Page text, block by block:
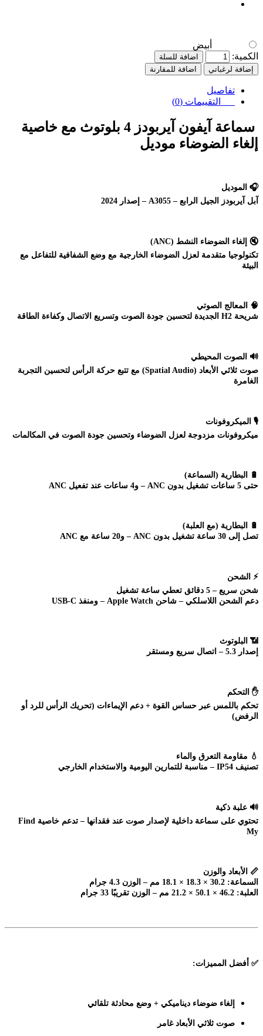
أبيض
الكمية:
اضافة للسلة
إضافة لرغباتي
اضافة للمقارنة
تفاصيل
التقييمات (0)
سماعة آيفون آيربودز 4 بلوتوث مع خاصية
إلغاء الضوضاء موديل
🎧 الموديل
آبل آيربودز الجيل الرابع – A3055 – إصدار 2024
🔇 إلغاء الضوضاء النشط (ANC)
تكنولوجيا متقدمة لعزل الضوضاء الخارجية مع وضع الشفافية للتفاعل مع
البيئة
🧠 المعالج الصوتي
شريحة H2 الجديدة لتحسين جودة الصوت وتسريع الاتصال وكفاءة الطاقة
🔊 الصوت المحيطي
صوت ثلاثي الأبعاد (Spatial Audio) مع تتبع حركة الرأس لتحسين التجربة
الغامرة
🎙️ الميكروفونات
ميكروفونات مزدوجة لعزل الضوضاء وتحسين جودة الصوت في المكالمات
🔋 البطارية (السماعة)
حتى 5 ساعات تشغيل بدون ANC – و4 ساعات عند تفعيل ANC
🔋 البطارية (مع العلبة)
تصل إلى 30 ساعة تشغيل بدون ANC – و20 ساعة مع ANC
⚡ الشحن
شحن سريع – 5 دقائق تعطي ساعة تشغيل
دعم الشحن اللاسلكي – شاحن Apple Watch – ومنفذ USB-C
📶 البلوتوث
إصدار 5.3 – اتصال سريع ومستقر
✋ التحكم
تحكم باللمس عبر حساس القوة + دعم الإيماءات (تحريك الرأس للرد أو
الرفض)
💧 مقاومة التعرق والماء
تصنيف IP54 – مناسبة للتمارين اليومية والاستخدام الخارجي
🔊 علبة ذكية
تحتوي على سماعة داخلية لإصدار صوت عند فقدانها – تدعم خاصية Find
My
📏 الأبعاد والوزن
السماعة: 30.2 × 18.3 × 18.1 مم – الوزن 4.3 جرام
العلبة: 46.2 × 50.1 × 21.2 مم – الوزن تقريبًا 33 جرام
✅ أفضل المميزات:
إلغاء ضوضاء ديناميكي + وضع محادثة تلقائي
صوت ثلاثي الأبعاد غامر